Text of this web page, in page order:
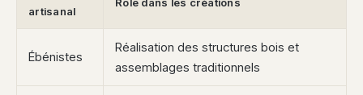
artisanal
Ébénistes
Réalisation des structures bois et
assemblages traditionnels